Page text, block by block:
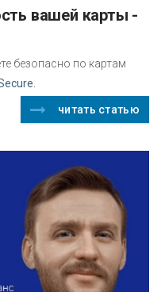
безопасно по картам
читать статью